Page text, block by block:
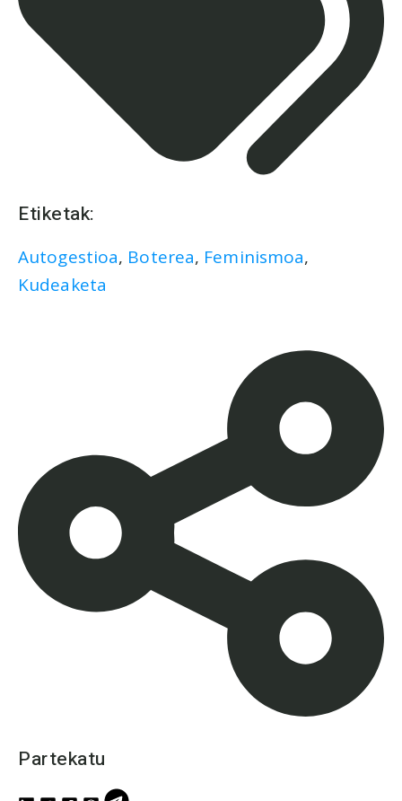
Etiketak:
Autogestioa, Boterea, Feminismoa,
Kudeaketa
Partekatu